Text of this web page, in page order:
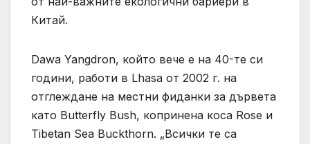
Китай.
Dawa Yangdron, който вече е на 40-те си
години, работи в Lhasa от 2002 г. на
отглеждане на местни фиданки за дървета
като Butterfly Bush, копринена коса Rose и
Tibetan Sea Buckthorn. „Всички те са